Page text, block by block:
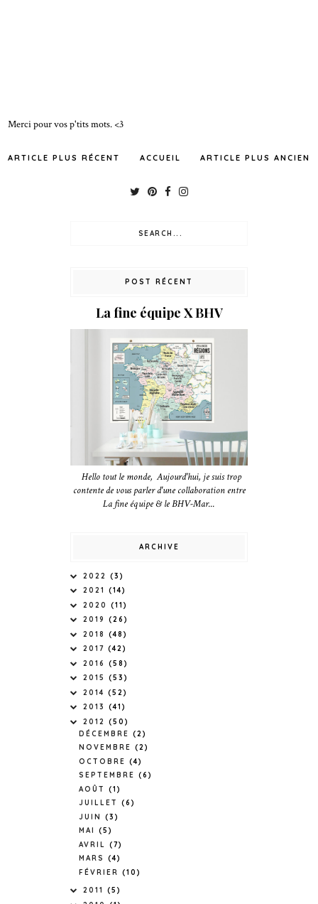
Merci pour vos p'tits mots. <3
ARTICLE PLUS RÉCENT ARTICLE PLUS ANCIEN
ACCUEIL
POST RÉCENT
La fine équipe X BHV
Hello tout le monde, Aujourd'hui, je suis trop
contente de vous parler d'une collaboration entre
La fine équipe & le BHV-Mar...
ARCHIVE
2022 (3)
2021 (14)
2020 (11)
2019 (26)
2018 (48)
2017 (42)
2016 (58)
2015 (53)
2014 (52)
2013 (41)
2012 (50)
DÉCEMBRE (2)
NOVEMBRE (2)
OCTOBRE (4)
SEPTEMBRE (6)
AOÛT (1)
JUILLET (6)
JUIN (3)
MAI (5)
AVRIL (7)
MARS (4)
FÉVRIER (10)
2011 (5)